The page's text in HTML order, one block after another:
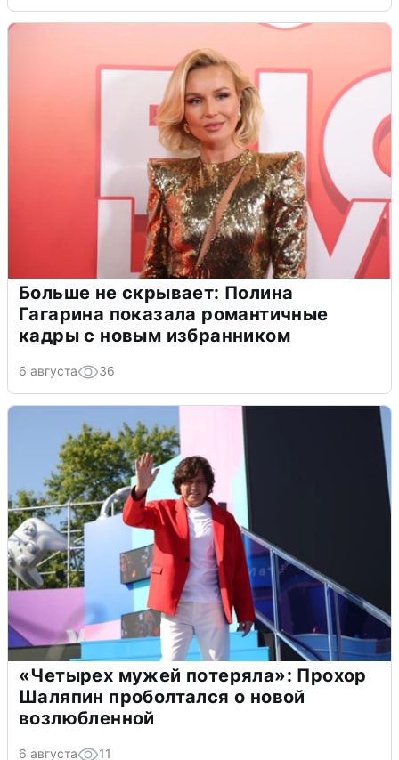
Больше не скрывает: Полина
Гагарина показала романтичные
кадры с новым избранником
6 августа 36
«Четырех мужей потеряла»: Прохор
Шаляпин проболтался о новой
возлюбленной
6 августа 11